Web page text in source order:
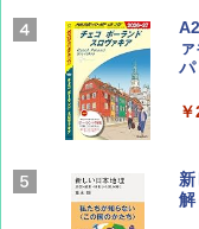
￥
集
パ
解